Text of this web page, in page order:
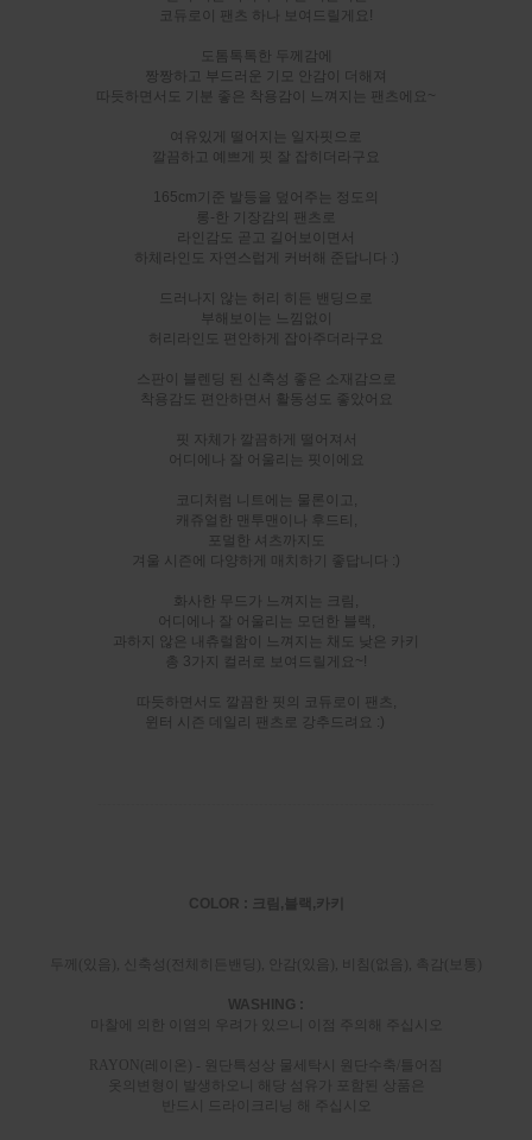
코듀로이 팬츠 하나 보여드릴게요!
도톰톡톡한 두께감에
짱짱하고 부드러운 기모 안감이 더해져
따듯하면서도 기분 좋은 착용감이 느껴지는 팬츠에요~
여유있게 떨어지는 일자핏으로
깔끔하고 예쁘게 핏 잘 잡히더라구요
165cm기준 발등을 덮어주는 정도의
롱-한 기장감의 팬츠로
라인감도 곧고 길어보이면서
하체라인도 자연스럽게 커버해 준답니다 :)
드러나지 않는 허리 히든 밴딩으로
부해보이는 느낌없이
허리라인도 편안하게 잡아주더라구요
스판이 블렌딩 된 신축성 좋은 소재감으로
착용감도 편안하면서 활동성도 좋았어요
핏 자체가 깔끔하게 떨어져서
어디에나 잘 어울리는 핏이에요
코디처럼 니트에는 물론이고,
캐쥬얼한 맨투맨이나 후드티,
포멀한 셔츠까지도
겨울 시즌에 다양하게 매치하기 좋답니다 :)
화사한 무드가 느껴지는 크림,
어디에나 잘 어울리는 모던한 블랙,
과하지 않은 내츄럴함이 느껴지는 채도 낮은 카키
총 3가지 컬러로 보여드릴게요~!
따듯하면서도 깔끔한 핏의 코듀로이 팬츠,
윈터 시즌 데일리 팬츠로 강추드려요 :)
COLOR : 크림,블랙,카키
두께(있음), 신축성(전체히든밴딩), 안감(있음), 비침(없음), 촉감(보통)
WASHING :
마찰에 의한 이염의 우려가 있으니 이점 주의해 주십시오
RAYON(레이온) - 원단특성상 물세탁시 원단수축/틀어짐
옷의변형이 발생하오니 해당 섬유가 포함된 상품은
반드시 드라이크리닝 해 주십시오